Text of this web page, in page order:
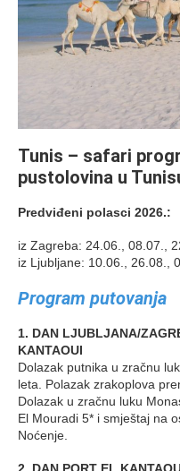
Tunis – safari
pustolovina u
Predviđeni polasci 2026.:
iz Zagreba: 24.06., 08.07.,
iz Ljubljane: 10.06., 26.08.,
Program putovanja
1. DAN LJUBLJANA/
KANTAOUI
Dolazak putnika u zračnu
leta. Polazak zrakoplova
Dolazak u zračnu luku
El Mouradi 5* i smještaj na
Noćenje.
2. DAN PORT EL